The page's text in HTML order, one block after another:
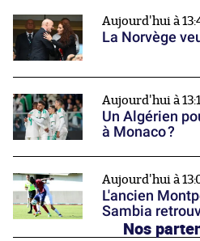
Aujourd'hui à
La Norvège
Aujourd'hui à
Un Algérien
à Monaco ?
Aujourd'hui à
L'ancien
Sambia
Nos